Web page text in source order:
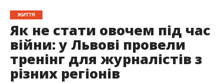
ЖИТТЯ
Як не стати овочем під час
війни: у Львові провели
тренінг для журналістів з
різних регіонів